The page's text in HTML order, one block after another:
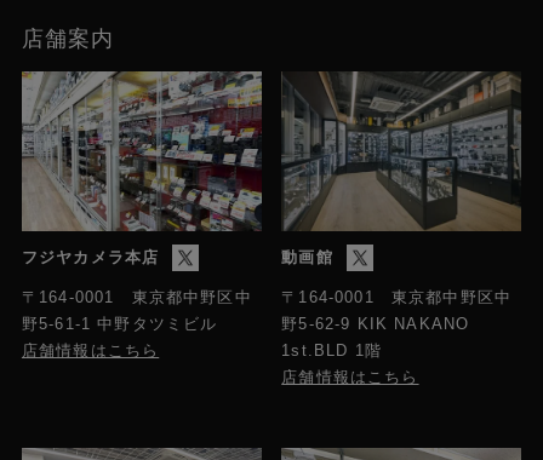
店舗案内
フジヤカメラ本店
〒164-0001 東京都中野区中
野5-61-1 中野タツミビル
店舗情報はこちら
動画館
〒164-0001 東京都中野区中
野5-62-9 KIK NAKANO
1st.BLD 1階
店舗情報はこちら